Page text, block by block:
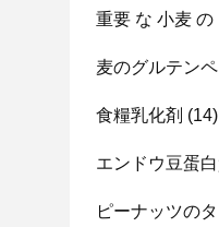
重要 な 小麦 の
麦のグルテン
食糧乳化剤 (14)
エンドウ豆蛋
ピーナッツの